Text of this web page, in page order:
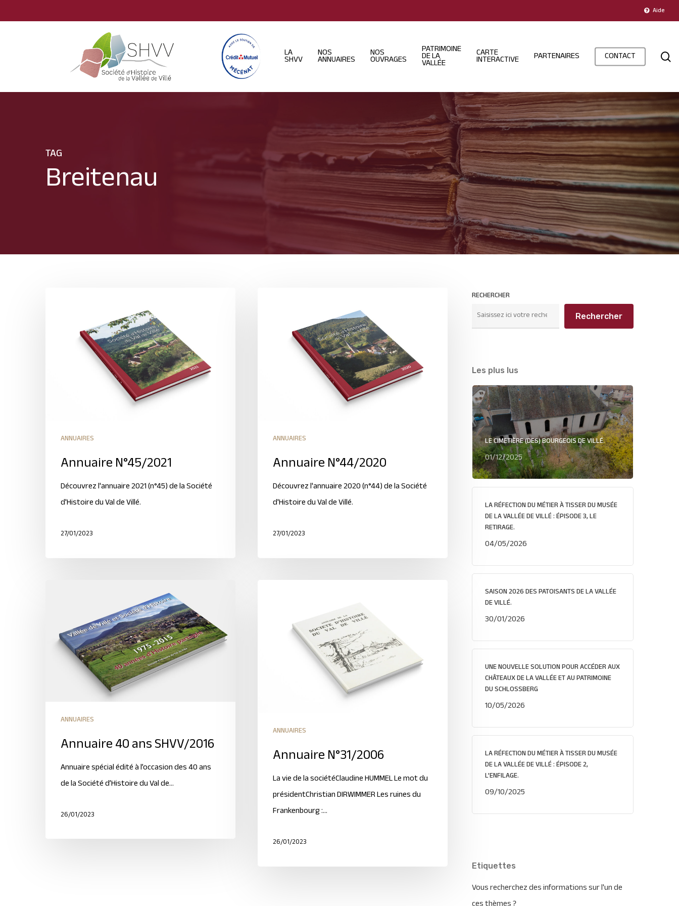
to
Aide
LA
SHVV
NOS
ANNUAIRES
NOS
OUVRAGES
PATRIMOINE
DE LA
VALLÉE
CARTE
INTERACTIVE PARTENAIRES CONTACT
TAG
Breitenau
ANNUAIRES
Annuaire N°45/2021
Découvrez l'annuaire 2021 (n°45) de la Société
d'Histoire du Val de Villé.
27/01/2023
ANNUAIRES
Annuaire N°44/2020
Découvrez l'annuaire 2020 (n°44) de la Société
d'Histoire du Val de Villé.
27/01/2023
ANNUAIRES
Annuaire 40 ans SHVV/2016
Annuaire spécial édité à l’occasion des 40 ans
de la Société d’Histoire du Val de…
26/01/2023
ANNUAIRES
Annuaire N°31/2006
La vie de la sociétéClaudine HUMMEL Le mot du
présidentChristian DIRWIMMER Les ruines du
Frankenbourg :…
26/01/2023
RECHERCHER
Rechercher
Les plus lus
LE CIMETIÈRE (DES) BOURGEOIS DE VILLÉ.
01/12/2025
LA RÉFECTION DU MÉTIER À TISSER DU MUSÉE
DE LA VALLÉE DE VILLÉ : ÉPISODE 3, LE
RETIRAGE.
04/05/2026
SAISON 2026 DES PATOISANTS DE LA VALLÉE
DE VILLÉ.
30/01/2026
UNE NOUVELLE SOLUTION POUR ACCÉDER AUX
CHÂTEAUX DE LA VALLÉE ET AU PATRIMOINE
DU SCHLOSSBERG
10/05/2026
LA RÉFECTION DU MÉTIER À TISSER DU MUSÉE
DE LA VALLÉE DE VILLÉ : ÉPISODE 2,
L’ENFILAGE.
09/10/2025
Etiquettes
Vous recherchez des informations sur l'un de